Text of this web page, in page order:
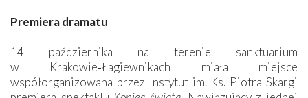
Premiera dramatu
14 października na terenie sanktuarium
w Krakowie‑Łagiewnikach miała miejsce
współorganizowana przez Instytut im. Ks. Piotra Skargi